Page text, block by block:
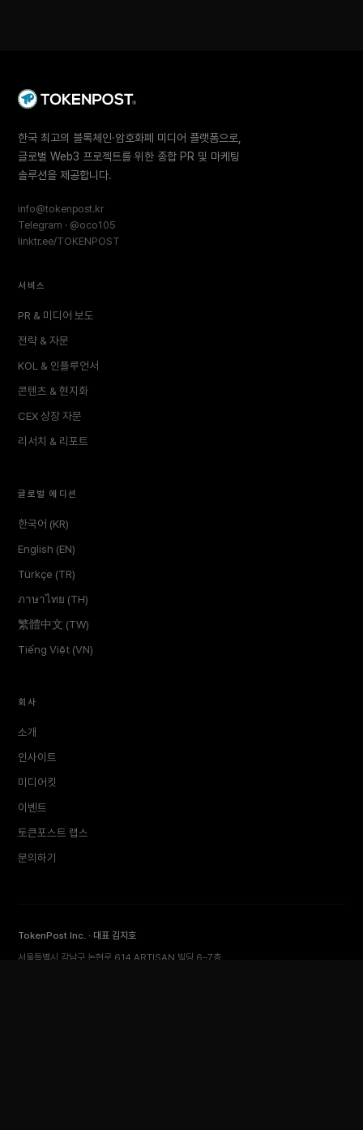
한국 최고의 블록체인·암호화폐 미디어 플랫폼으로,
글로벌 Web3 프로젝트를 위한 종합 PR 및 마케팅
솔루션을 제공합니다.
info@tokenpost.kr
Telegram · @oco105
linktr.ee/TOKENPOST
서비스
PR & 미디어 보도
전략 & 자문
KOL & 인플루언서
콘텐츠 & 현지화
CEX 상장 자문
리서치 & 리포트
글로벌 에디션
한국어 (KR)
English (EN)
Türkçe (TR)
ภาษาไทย (TH)
繁體中文 (TW)
Tiếng Việt (VN)
회사
소개
인사이트
미디어킷
이벤트
토큰포스트 랩스
문의하기
TokenPost Inc. · 대표 김지호
서울특별시 강남구 논현로 614 ARTISAN 빌딩 6–7층